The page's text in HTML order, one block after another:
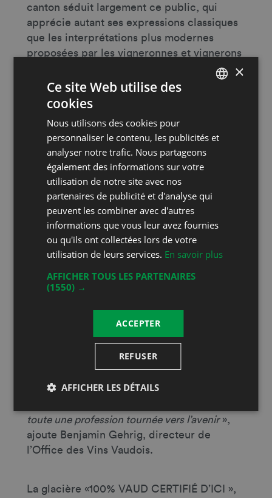
canton séduit largement ce public, qui
apprécie autant ses expressions classiques
que les interprétations plus modernes
proposées par les vigneronnes et vignerons
Les Caves Ouvertes Vaudoises s’imposent
aujourd’hui comme une expérience à part
entière, où la découverte passe autant par la
rencontre que par les paysages et les savoir-
faire. Cette édition met en lumière une envie
toujours plus forte de vivre des moments
authentiques et ancrés dans nos régions
souligne Céline Baechler, responsable
communication de l’Office des Vins
Vaudois.
Au-delà de la dégustation, cette édition
du vignoble vaudois à évoluer avec son
époque, tout en restant profondément
attaché à ses racines et à son patrimoine.
Les Caves Ouvertes Vaudoises démontrent
rayonnement de notre vignoble. Elles reflètent
toute une profession tournée vers l’avenir»,
ajoute Benjamin Gehrig, directeur de
l’Office des Vins Vaudois.
La glacière «100% VAUD CERTIFIÉ D’ICI »,
×
Ce site Web utilise des
cookies
Nous utilisons des cookies pour
personnaliser le contenu, les publicités et
analyser notre trafic. Nous partageons
également des informations sur votre
utilisation de notre site avec nos
partenaires de publicité et d'analyse qui
peuvent les combiner avec d'autres
informations que vous leur avez fournies
ou qu'ils ont collectées lors de votre
utilisation de leurs services. En savoir plus
AFFICHER TOUS LES PARTENAIRES
(1550) →
ACCEPTER
REFUSER
AFFICHER LES DÉTAILS